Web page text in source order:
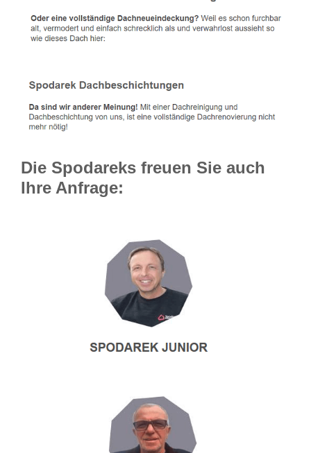
Die Spodareks freuen Sie auch
Ihre Anfrage: